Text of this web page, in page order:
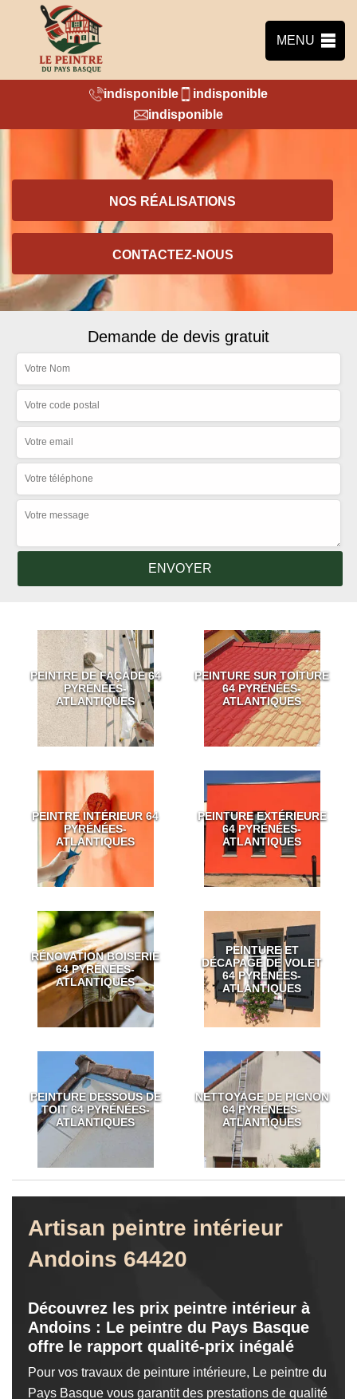
MENU
indisponible
indisponible
indisponible
NOS RÉALISATIONS
CONTACTEZ-NOUS
Demande de devis gratuit
PEINTRE DE FAÇADE 64
PYRÉNÉES-
ATLANTIQUES
PEINTURE SUR TOITURE
64 PYRÉNÉES-
ATLANTIQUES
PEINTRE INTÉRIEUR 64
PYRÉNÉES-
ATLANTIQUES
PEINTURE EXTÉRIEURE
64 PYRÉNÉES-
ATLANTIQUES
RÉNOVATION BOISERIE
64 PYRÉNÉES-
ATLANTIQUES
PEINTURE ET
DÉCAPAGE DE VOLET
64 PYRÉNÉES-
ATLANTIQUES
PEINTURE DESSOUS DE
TOIT 64 PYRÉNÉES-
ATLANTIQUES
NETTOYAGE DE PIGNON
64 PYRÉNÉES-
ATLANTIQUES
Artisan peintre intérieur
Andoins 64420
Découvrez les prix peintre intérieur à
Andoins : Le peintre du Pays Basque
offre le rapport qualité-prix inégalé
Pour vos travaux de peinture intérieure, Le peintre du
Pays Basque vous garantit des prestations de qualité